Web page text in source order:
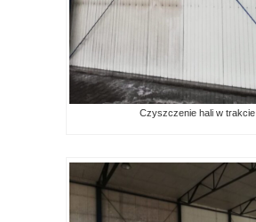
Czyszczenie hali w trakcie